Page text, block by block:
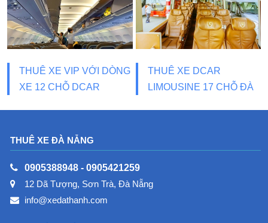
THUÊ XE VIP VỚI DÒNG
XE 12 CHỖ DCAR
THUÊ XE DCAR
LIMOUSINE 17 CHỖ ĐÀ
THUÊ XE ĐÀ NẴNG
0905388948 - 0905421259
12 Dã Tượng, Sơn Trà, Đà Nẵng
info@xedathanh.com